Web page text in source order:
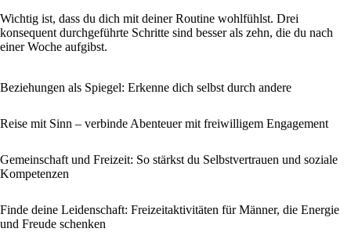
Wichtig ist, dass du dich mit deiner Routine wohlfühlst. Drei
konsequent durchgeführte Schritte sind besser als zehn, die du nach
einer Woche aufgibst.
Beziehungen als Spiegel: Erkenne dich selbst durch andere
Reise mit Sinn – verbinde Abenteuer mit freiwilligem Engagement
Gemeinschaft und Freizeit: So stärkst du Selbstvertrauen und soziale
Kompetenzen
Finde deine Leidenschaft: Freizeitaktivitäten für Männer, die Energie
und Freude schenken